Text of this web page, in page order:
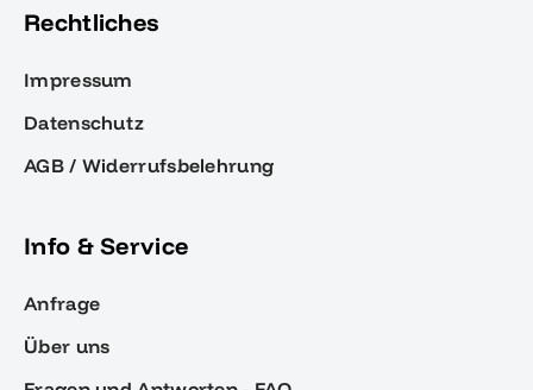
Rechtliches
Impressum
Datenschutz
AGB / Widerrufsbelehrung
Info & Service
Anfrage
Über uns